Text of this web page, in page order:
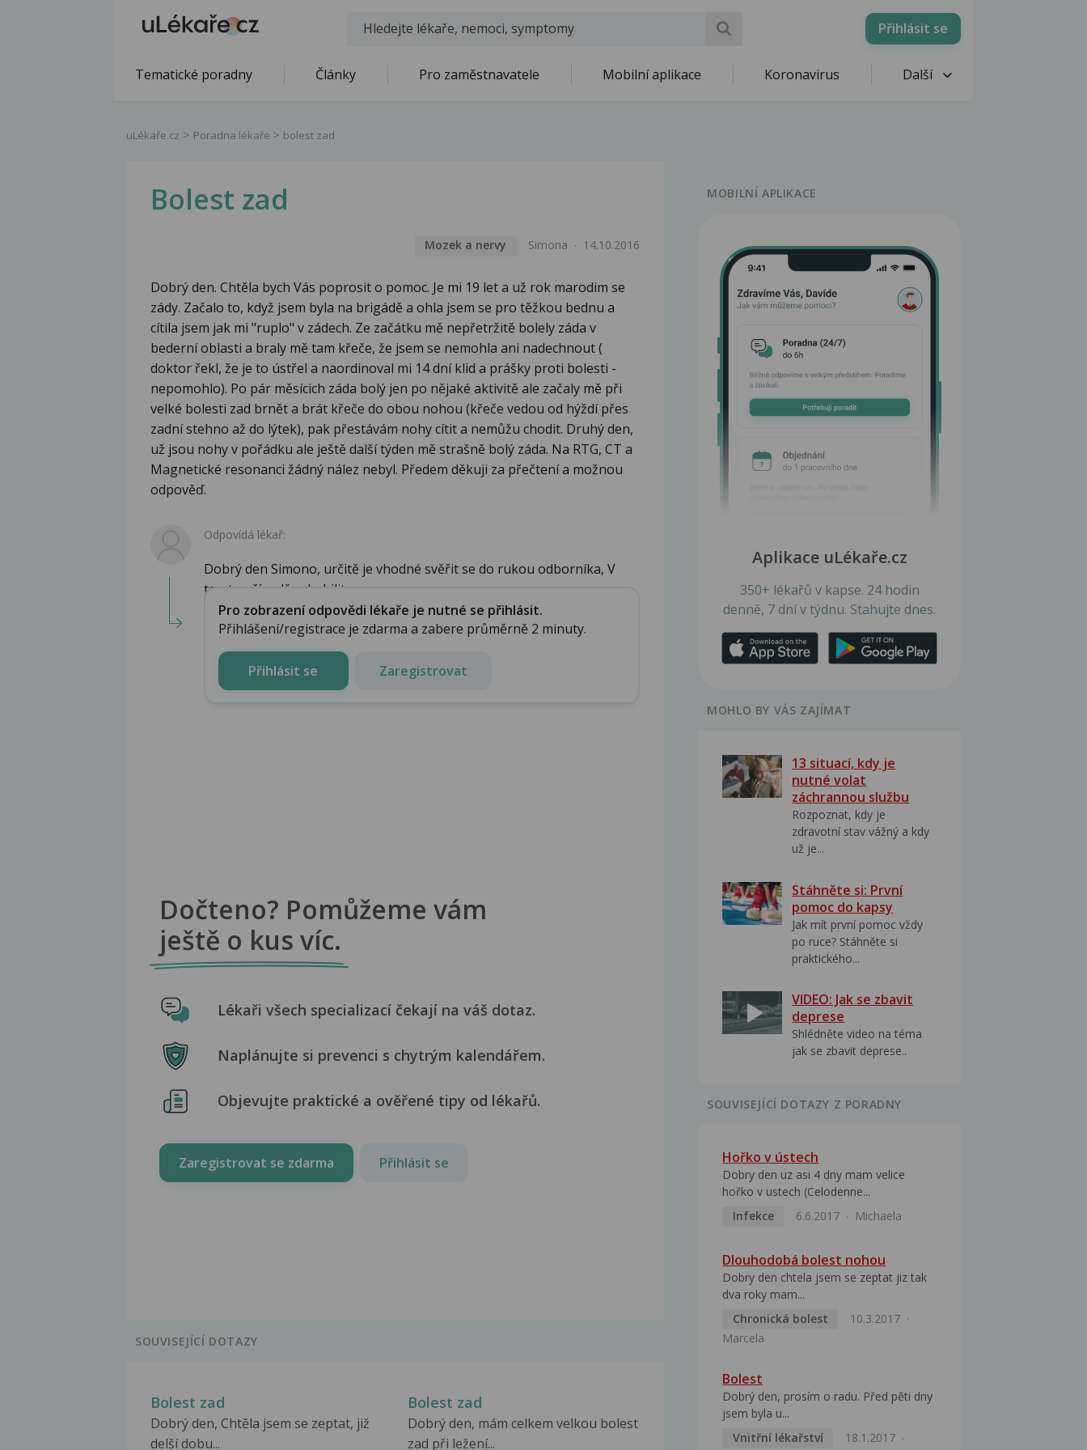
Přihlásit se
Tematické poradny Články Pro zaměstnavatele Mobilní aplikace Koronavirus Další
uLékaře.cz Poradna lékaře bolest zad
Bolest zad
Mozek a nervy Simona 14.10.2016
Dobrý den. Chtěla bych Vás poprosit o pomoc. Je mi 19 let a už rok marodim se
zády. Začalo to, když jsem byla na brigádě a ohla jsem se pro těžkou bednu a
cítila jsem jak mi "ruplo" v zádech. Ze začátku mě nepřetržitě bolely záda v
bederní oblasti a braly mě tam křeče, že jsem se nemohla ani nadechnout (
doktor řekl, že je to ústřel a naordinoval mi 14 dní klid a prášky proti bolesti -
nepomohlo). Po pár měsícich záda bolý jen po nějaké aktivitě ale začaly mě při
velké bolesti zad brnět a brát křeče do obou nohou (křeče vedou od hýždí přes
zadní stehno až do lýtek), pak přestávám nohy cítit a nemůžu chodit. Druhý den,
už jsou nohy v pořádku ale ještě další týden mě strašně bolý záda. Na RTG, CT a
Magnetické resonanci žádný nález nebyl. Předem děkuji za přečtení a možnou
odpověď.
Odpovídá lékař:
Dobrý den Simono, určitě je vhodné svěřit se do rukou odborníka, V
tomto případě rehabilit...
Pro zobrazení odpovědi lékaře je nutné se přihlásit.
Přihlášení/registrace je zdarma a zabere průměrně 2 minuty.
Přihlásit se Zaregistrovat
Dočteno? Pomůžeme vám
ještě o kus víc.
Lékaři všech specializací čekají na váš dotaz.
Naplánujte si prevenci s chytrým kalendářem.
Objevujte praktické a ověřené tipy od lékařů.
Zaregistrovat se zdarma Přihlásit se
SOUVISEJÍCÍ DOTAZY
Bolest zad
Dobrý den, Chtěla jsem se zeptat, již
delší dobu...
Bolest zad
Dobrý den, mám celkem velkou bolest
zad při ležení...
MOBILNÍ APLIKACE
Aplikace uLékaře.cz
350+ lékařů v kapse. 24 hodin
denně, 7 dní v týdnu. Stahujte dnes.
MOHLO BY VÁS ZAJÍMAT
13 situací, kdy je
nutné volat
záchrannou službu
Rozpoznat, kdy je
zdravotní stav vážný a kdy
už je...
Stáhněte si: První
pomoc do kapsy
Jak mít první pomoc vždy
po ruce? Stáhněte si
praktického...
VIDEO: Jak se zbavit
deprese
Shlédněte video na téma
jak se zbavit deprese..
SOUVISEJÍCÍ DOTAZY Z PORADNY
Hořko v ústech
Dobry den uz asi 4 dny mam velice
hořko v ustech (Celodenne...
Infekce
6.6.2017 Michaela
Dlouhodobá bolest nohou
Dobry den chtela jsem se zeptat jiz tak
dva roky mam...
Chronická bolest
10.3.2017
Marcela
Bolest
Dobrý den, prosím o radu. Před pěti dny
jsem byla u...
Vnitřní lékařství
18.1.2017